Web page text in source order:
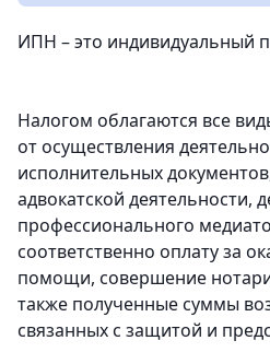
ИПН – это индивидуальный
Налогом облагаются все
от осуществления
исполнительных
адвокатской деятельности,
профессионального
соответственно оплату за
помощи, совершение
также полученные суммы
связанных с защитой и